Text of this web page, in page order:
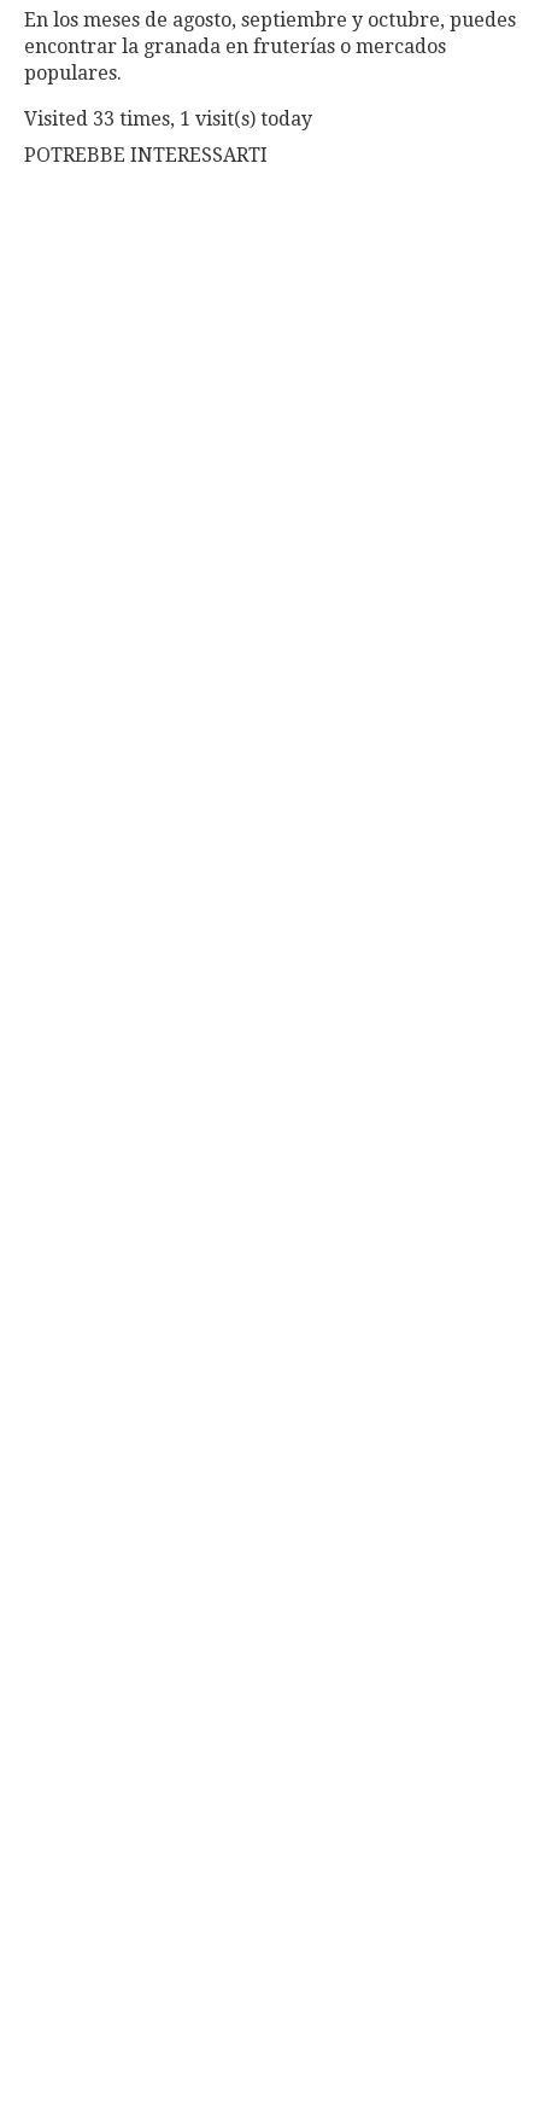
En los meses de agosto, septiembre y octubre, puedes
encontrar la granada en fruterías o mercados
populares.
Visited 33 times, 1 visit(s) today
POTREBBE INTERESSARTI